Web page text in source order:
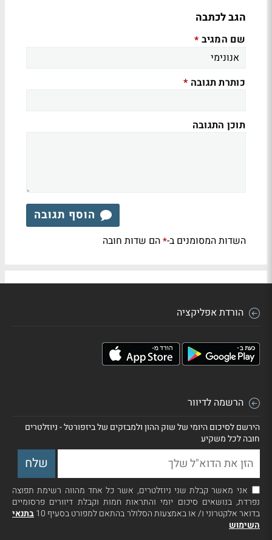
הגב לכתבה
שם המגיב *
כותרת תגובה *
תוכן התגובה
הוסף תגובה
השדות המסומנים ב-*הם שדות חובה
הורדת אפליקציה
הרשמה לדיוור
הירשם לסיכום היומי של שוק ההון ולמבזקים של ביזפורטל - ניוזלטרים
חובה לכל משקיע
אני מאשר קבלת שני ניוזלטרים, אשר כל אחד מהווה רשימת תפוצה
נפרדת, בנושאים סיכום יומי והתראות חמות וקבלת דיוורים פרסומיים
בדואר אלקטרוני ו/ או באמצעות הסלולר בהתאם למפורט בסעיף 10
בתנאי
השימוש